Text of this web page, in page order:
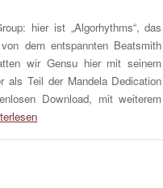
hier ist „Algorhythms“, das
dem entspannten Beatsmith
wir Gensu hier mit seinem
als Teil der Mandela Dedication
Download, mit weiterem